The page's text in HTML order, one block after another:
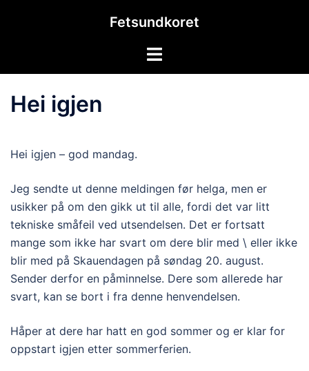
Fetsundkoret
Toggle
Hei igjen
Hei igjen – god mandag.
Jeg sendte ut denne meldingen før helga, men er
usikker på om den gikk ut til alle, fordi det var litt
tekniske småfeil ved utsendelsen. Det er fortsatt
mange som ikke har svart om dere blir med \ eller ikke
blir med på Skauendagen på søndag 20. august.
Sender derfor en påminnelse. Dere som allerede har
svart, kan se bort i fra denne henvendelsen.
Håper at dere har hatt en god sommer og er klar for
oppstart igjen etter sommerferien.